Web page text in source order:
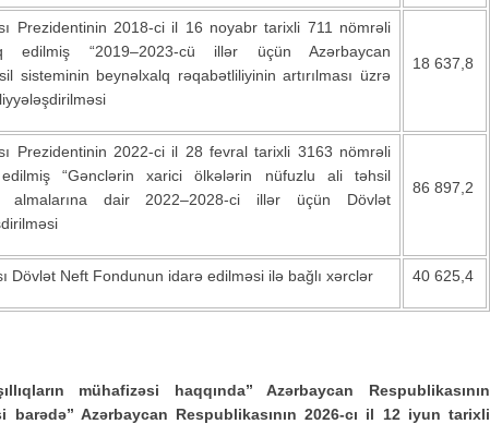
Prezidentinin 2018-ci il 16 noyabr tarixli 711 nömrəli
edilmiş “2019–2023-cü illər üçün Azərbaycan
sisteminin beynəlxalq rəqabətliliyinin artırılması üzrə
18 637,8
Prezidentinin 2022-ci il 28 fevral tarixli 3163 nömrəli
“Gənclərin xarici ölkələrin nüfuzlu ali təhsil
almalarına dair 2022–2028-ci illər üçün Dövlət
86 897,2
Dövlət Neft Fondunun idarə edilməsi ilə bağlı xərclər 40 625,4
mühafizəsi haqqında” Azərbaycan Respublikasının
Azərbaycan Respublikasının 2026-cı il 12 iyun tarixli